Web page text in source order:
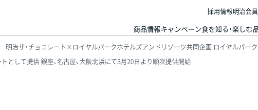
商品情報キャンペーン食を知る・楽しむ
採用情報明治会
明治ザ・チョコレート×ロイヤルパークホテルズアンドリゾーツ共同企画 ロイヤルパー
として提供 銀座、名古屋、大阪北浜にて3月20日より順次提供開始